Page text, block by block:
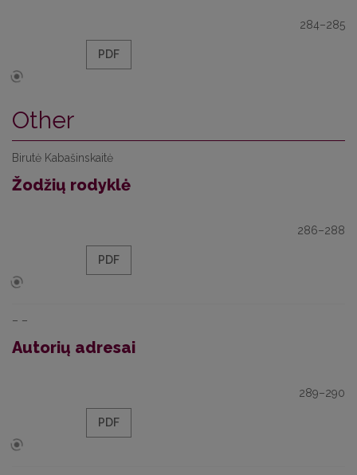
284–285
PDF
Other
Birutė Kabašinskaitė
Žodžių rodyklė
286–288
PDF
– –
Autorių adresai
289–290
PDF